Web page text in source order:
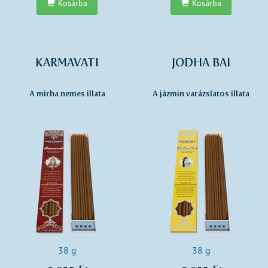
Kosárba Kosárba
KARMAVATI
A mirha nemes illata
38 g
JODHA BAI
A jázmin varázslatos illata
38 g